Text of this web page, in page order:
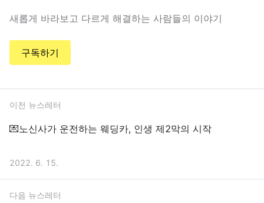
새롭게 바라보고 다르게 해결하는 사람들의 이야기
구독하기
이전 뉴스레터
💌노신사가 운전하는 웨딩카, 인생 제2막의 시작
2022. 6. 15.
다음 뉴스레터